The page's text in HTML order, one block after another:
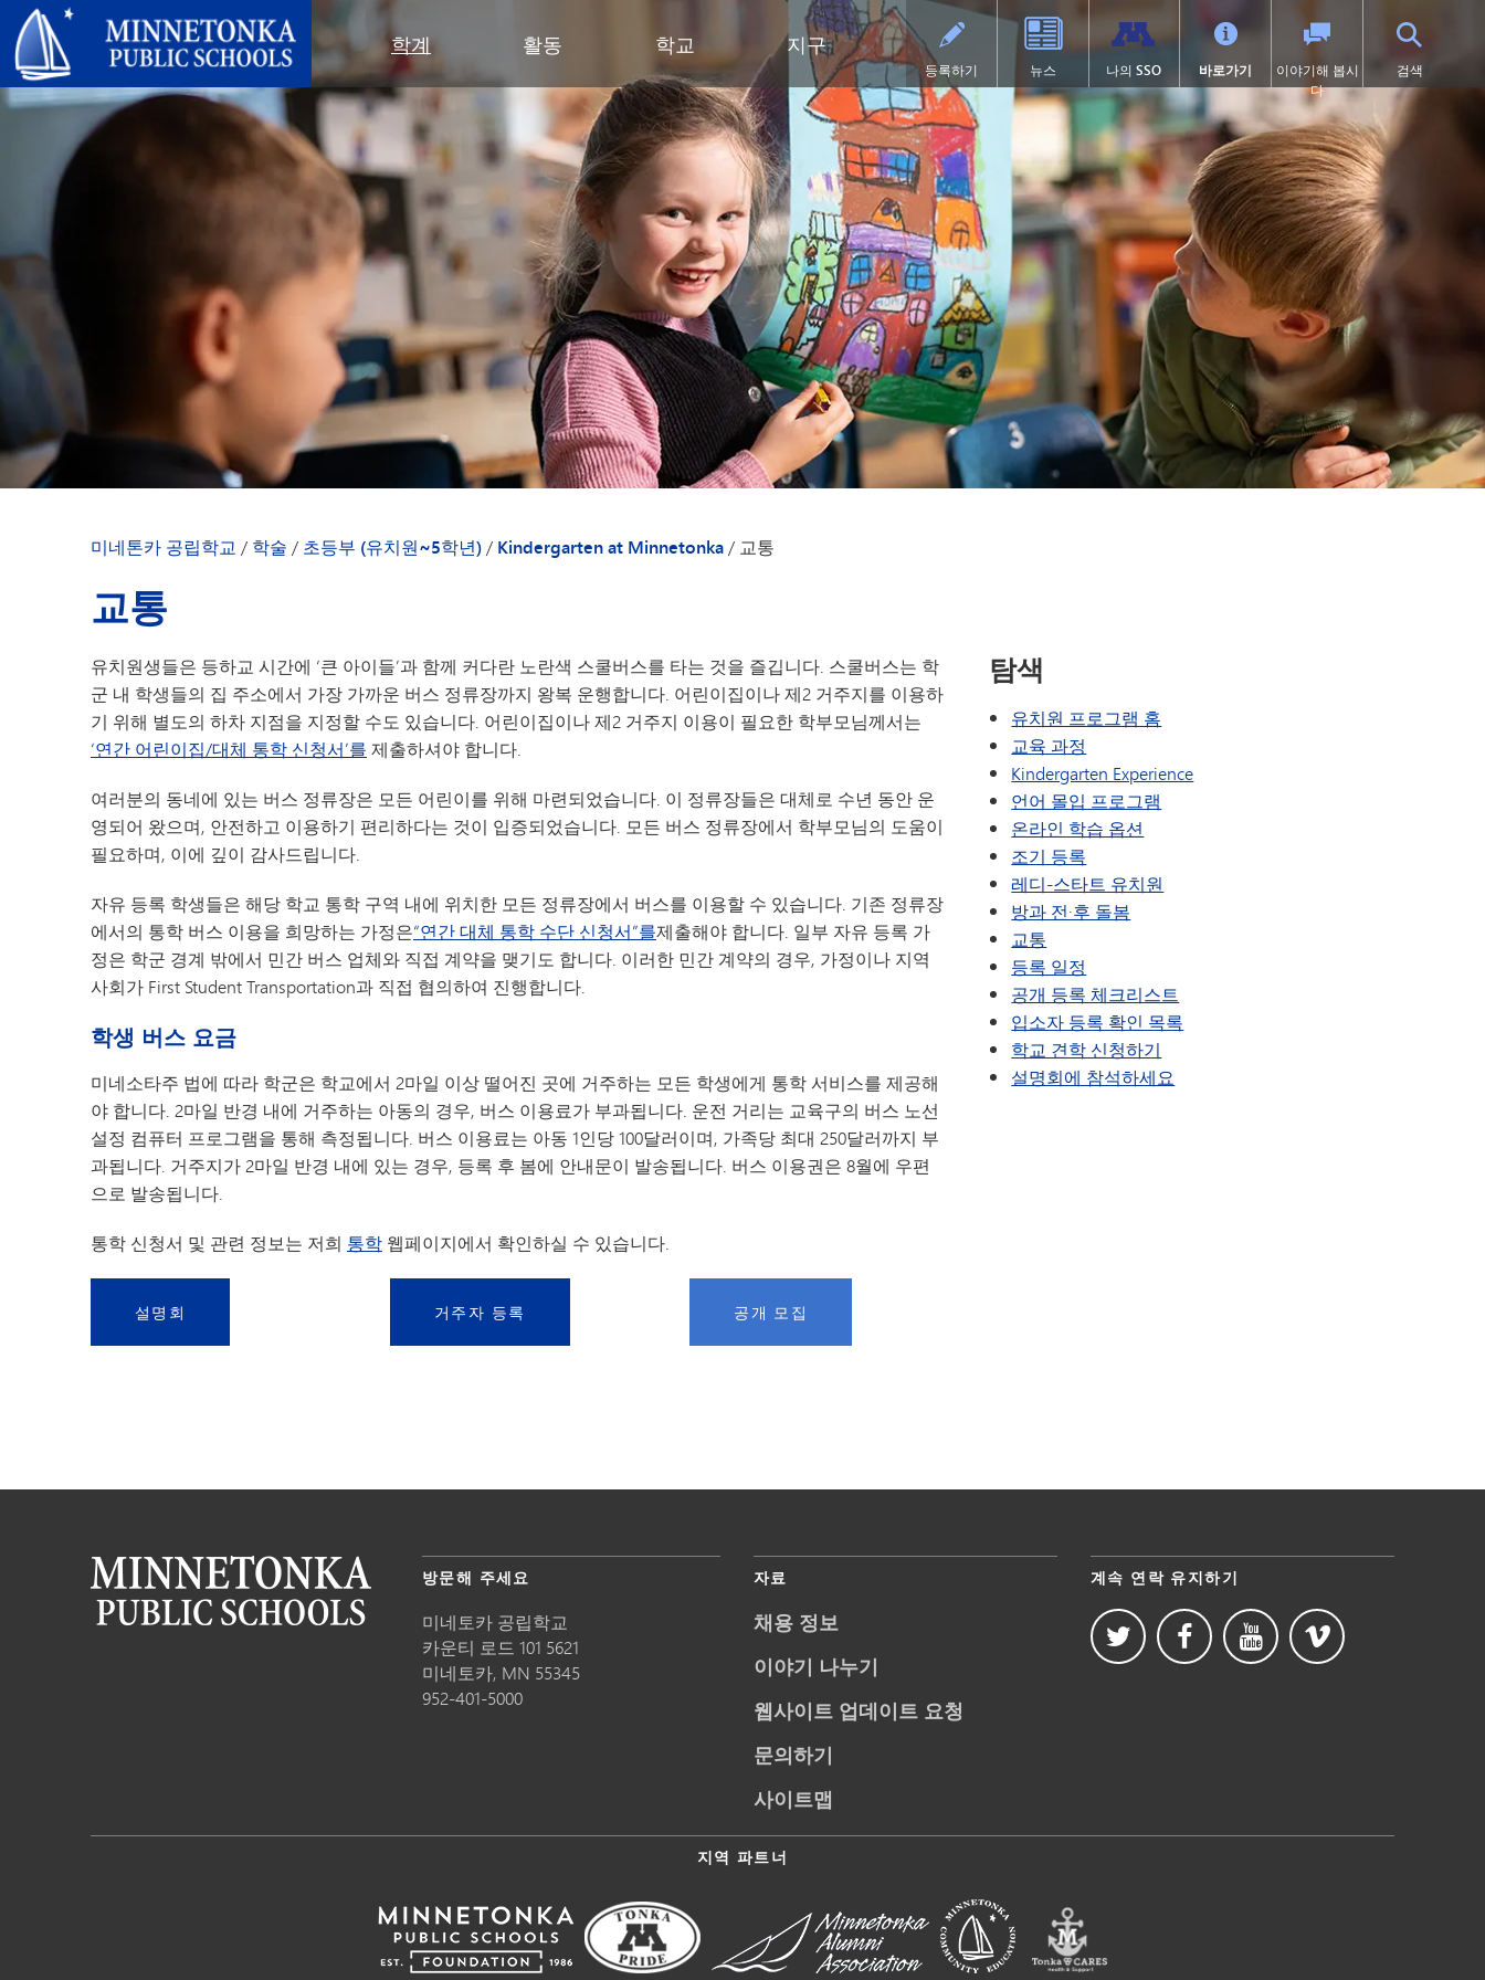
미네토카 공립학교
학계
지역 프로그램
심화 학습
컴퓨터 과학 및 코딩
디지털 헬스 & 웰니스
언어 몰입 교육
음악 설정
네비게이터 프로그램
올베우스(OLWEUS) 학교 폭력 예
방
영유아 건강 검진
유아기 가족 교육(ECFE)
유아 특수교육 (ECSE)
주니어 익스플로러 어린이집
미네토카 유치원
초등부 (유치원~5학년)
교육 과정
초등학생용 웹 링크
초등학교 미술 교육
몰입형 교육 과정 (유치원~5학년)
Kindergarten at Minnetonka
문해력 증진 계획
고등학교 (9~12학년)
학술적 수상 내역
대학 선이수 과정(AP)
캡스톤
미술
졸업 요건
국제 바칼로레아(IB)
국제학
언어 몰입 교육 (9~12학년)
미네토카 연구소
주요 분야: 항공, 자동차, 건설
프로젝트 리드 더 웨이
선장 일지 | MHS 과정 안내서
톤카 온라인 (보충 자료)
중학교 (6~8학년)
학술적 수상 내역
강좌 안내
언어 몰입 교육 (6~8학년)
활동
전 학군
우수성 기념 행사
봉사 기념 행사
지역사회 교육
목표를 가진 육아
‘더 푸른 미래를 위한’ 재사용 및 재
활용 행사
톤카가 제공합니다
지역 합창단
청소년 역량 강화
청소년 여가 활동
중학교
활동 - MME
활동 - MMW
고등학교 활동
동아리 및 특별 활동
문의하기
미네토카 합창단 (새 창/탭에서 열림)
미네토카 밴드(새 창/탭에서 열림)
미네토카 오케스트라(새 창/탭에서 열림)
미네토카 극장 (새 창/탭에서 열림)
등록(새 창/탭에서 열림)
학생회
고등학교 체육
달력
시설
자주 묻는 질문
연락처
등록(새 창/탭에서 열림)
스포츠
스포츠 소식
티켓
학교
지역사회 교육
미네토카 유치원 및 ECFE
탐험가 (보육)
청소년
성인 프로그램
초등학교
클리어 스프링스 초등학교
딥헤이븐 초등학교
엑셀시어 초등학교
그로브랜드 초등학교
미네와슈타 초등학교
스케닉 하이츠 초등학교
중학교
동부 중학교
웨스트 중학교
고등학교
미네토카 고등학교
전환 교육
SAIL 전환 프로그램
이러닝
톤카 온라인
지구
리더십
연차 보고서
학군 정책
교육위원회
미네토카 학군 소개
지역 지도(새 창/탭에서 열림)
사명, 신념 및 비전
학부모 및 학생 안내서
자랑스러운 점
예산 및 재무
입찰 및 제안서 모집
커뮤니케이션
시설 이용 및 대관
인사
영양 서비스
재학생 및 일반 모집
안전 및 보안
교육과 학습
기술
평가 및 검정
교통
파트너
후원회
사례
다이아몬드 클럽(새 창/탭에서 열림)
가족 협력 프로그램
미네토카 동창회
미네토카 재단
스키퍼스 후원회
톤카 CARES
톤카 프라이드
프로그램
1:1 아이패드 정보
제504조
학교 폭력 예방
디지털 헬스 & 웰니스
영어 학습자 (EL)
보건 서비스
집에 갇힌
맥키니-벤토 지원 대상 학생
미네톤카 아메리칸 인디언 교육
프로그램
특수 교육
제1장
제9조
등록하기 뉴스 나의 SSO 바로가기
이야기해 봅시
다
검색
미네톤카 공립학교 / 학술 / 초등부 (유치원~5학년)/ Kindergarten at Minnetonka/ 교통
교통
유치원생들은 등하교 시간에 ‘큰 아이들’과 함께 커다란 노란색 스쿨버스를 타는 것을 즐깁니다. 스쿨버스는 학
군 내 학생들의 집 주소에서 가장 가까운 버스 정류장까지 왕복 운행합니다. 어린이집이나 제2 거주지를 이용하
기 위해 별도의 하차 지점을 지정할 수도 있습니다. 어린이집이나 제2 거주지 이용이 필요한 학부모님께서는
‘연간 어린이집/대체 통학 신청서’를 제출하셔야 합니다.
여러분의 동네에 있는 버스 정류장은 모든 어린이를 위해 마련되었습니다. 이 정류장들은 대체로 수년 동안 운
영되어 왔으며, 안전하고 이용하기 편리하다는 것이 입증되었습니다. 모든 버스 정류장에서 학부모님의 도움이
필요하며, 이에 깊이 감사드립니다.
자유 등록 학생들은 해당 학교 통학 구역 내에 위치한 모든 정류장에서 버스를 이용할 수 있습니다. 기존 정류장
에서의 통학 버스 이용을 희망하는 가정은“연간 대체 통학 수단 신청서”를제출해야 합니다. 일부 자유 등록 가
정은 학군 경계 밖에서 민간 버스 업체와 직접 계약을 맺기도 합니다. 이러한 민간 계약의 경우, 가정이나 지역
사회가 First Student Transportation과 직접 협의하여 진행합니다.
학생 버스 요금
미네소타주 법에 따라 학군은 학교에서 2마일 이상 떨어진 곳에 거주하는 모든 학생에게 통학 서비스를 제공해
야 합니다. 2마일 반경 내에 거주하는 아동의 경우, 버스 이용료가 부과됩니다. 운전 거리는 교육구의 버스 노선
설정 컴퓨터 프로그램을 통해 측정됩니다. 버스 이용료는 아동 1인당 100달러이며, 가족당 최대 250달러까지 부
과됩니다. 거주지가 2마일 반경 내에 있는 경우, 등록 후 봄에 안내문이 발송됩니다. 버스 이용권은 8월에 우편
으로 발송됩니다.
통학 신청서 및 관련 정보는 저희 통학 웹페이지에서 확인하실 수 있습니다.
설명회 거주자 등록 공개 모집
탐색
유치원 프로그램 홈
교육 과정
Kindergarten Experience
언어 몰입 프로그램
온라인 학습 옵션
조기 등록
레디-스타트 유치원
방과 전·후 돌봄
교통
등록 일정
공개 등록 체크리스트
입소자 등록 확인 목록
학교 견학 신청하기
설명회에 참석하세요
방문해 주세요
미네토카 공립학교
카운티 로드 101 5621
미네토카, MN 55345
952-401-5000
자료
채용 정보
이야기 나누기
웹사이트 업데이트 요청
문의하기
사이트맵
계속 연락 유지하기
지역 파트너